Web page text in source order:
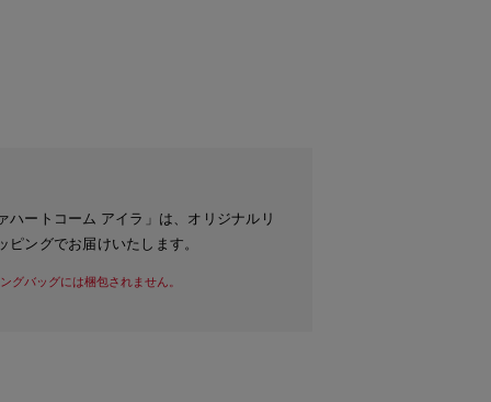
ハートコーム アイラ」は、オリジナルリ
ピングでお届けいたします。
グバッグには梱包されません。